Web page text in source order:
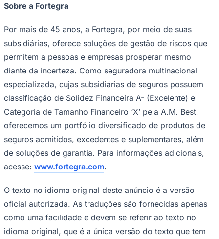
Atletismo
NBB
Competições de Futebol
Brasileirão Série A
Brasileirão Série B
Paulistão
Copa do Brasil
Libertadores
Sul-Americana
Copa América
Champions League
Premier League
La Liga
Mundial 2026
Times - Ir direto
Sobre a Fortegra
Por mais de 45 anos, a Fortegra, por meio de suas
subsidiárias, oferece soluções de gestão de riscos que
permitem a pessoas e empresas prosperar mesmo
diante da incerteza. Como seguradora multinacional
especializada, cujas subsidiárias de seguros possuem
classificação de Solidez Financeira A- (Excelente) e
Categoria de Tamanho Financeiro ‘X’ pela A.M. Best,
oferecemos um portfólio diversificado de produtos de
seguros admitidos, excedentes e suplementares, além
de soluções de garantia. Para informações adicionais,
acesse: www.fortegra.com.
O texto no idioma original deste anúncio é a versão
oficial autorizada. As traduções são fornecidas apenas
como uma facilidade e devem se referir ao texto no
idioma original, que é a única versão do texto que tem